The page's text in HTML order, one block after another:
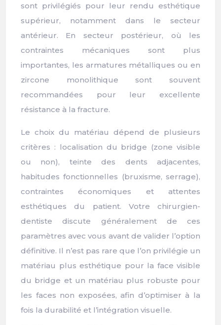
sont privilégiés pour leur rendu esthétique
supérieur, notamment dans le secteur
antérieur. En secteur postérieur, où les
contraintes mécaniques sont plus
importantes, les armatures métalliques ou en
zircone monolithique sont souvent
recommandées pour leur excellente
résistance à la fracture.
Le choix du matériau dépend de plusieurs
critères : localisation du bridge (zone visible
ou non), teinte des dents adjacentes,
habitudes fonctionnelles (bruxisme, serrage),
contraintes économiques et attentes
esthétiques du patient. Votre chirurgien-
dentiste discute généralement de ces
paramètres avec vous avant de valider l’option
définitive. Il n’est pas rare que l’on privilégie un
matériau plus esthétique pour la face visible
du bridge et un matériau plus robuste pour
les faces non exposées, afin d’optimiser à la
fois la durabilité et l’intégration visuelle.